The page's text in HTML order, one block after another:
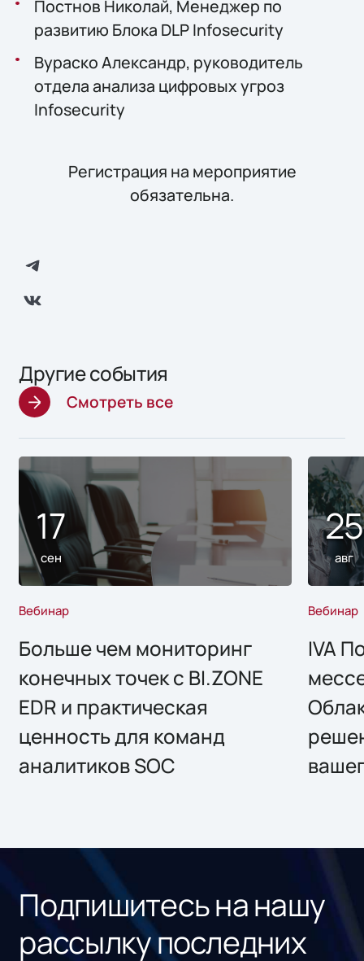
Постнов Николай, Менеджер по
развитию Блока DLP Infosecurity
Вураско Александр, руководитель
отдела анализа цифровых угроз
Infosecurity
Регистрация на мероприятие
обязательна.
Другие события
Смотреть все
17
сен
Вебинар
Больше чем мониторинг
конечных точек с BI.ZONE
EDR и практическая
ценность для команд
аналитиков SOC
25
авг
Вебинар
IVA
Подпишитесь на нашу
рассылку последних